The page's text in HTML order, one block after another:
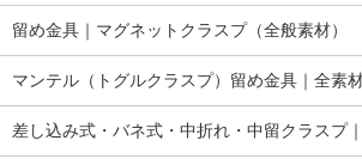
留め金具｜マグネットクラスプ（全般素材）
マンテル（トグルクラスプ）留め金具｜全素
差し込み式・バネ式・中折れ・中留クラスプ